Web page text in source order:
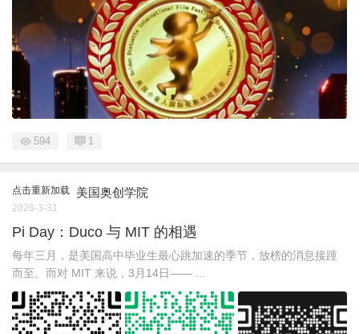
594 1
点击重新加载 美国奥创学院
2026-3-31
Pi Day：Duco 与 MIT 的相遇
每年三月，是美国高中毕业生最心跳加速的季节，放榜的消息接踵
而至。而对 MIT 来说，3月14日—— ...